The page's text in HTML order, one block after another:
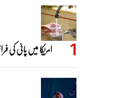
امریکا میں پانی کی